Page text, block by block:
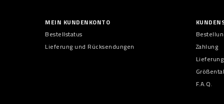
MEIN KUNDENKONTO
Bestellstatus
Lieferung und Rücksendungen
Zahlung
Lieferung
F.A.Q.